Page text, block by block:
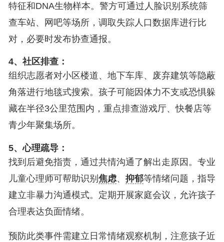
特征和DNA生物样本。警方可通过人脸识别系统筛
查车站、网吧等场所，调取失踪人口数据库进行比
对，必要时发布协查通报。
4、社区排查：
组织志愿者对小区楼道、地下车库、废弃建筑等隐蔽
角落进行地毯式搜索。孩子可能因体力不支或恐惧躲
藏在半径3公里范围内，重点排查游戏厅、快餐店等
青少年聚集场所。
5、心理疏导：
找到后避免指责，通过共情沟通了解出走原因。专业
儿童心理师可帮助识别 焦虑、 抑郁等情绪问题，指导
建立非暴力沟通模式。定期开展家庭会议，允许孩子
合理表达负面情绪。
预防此类事件需建立日常情绪观察机制，注意孩子近